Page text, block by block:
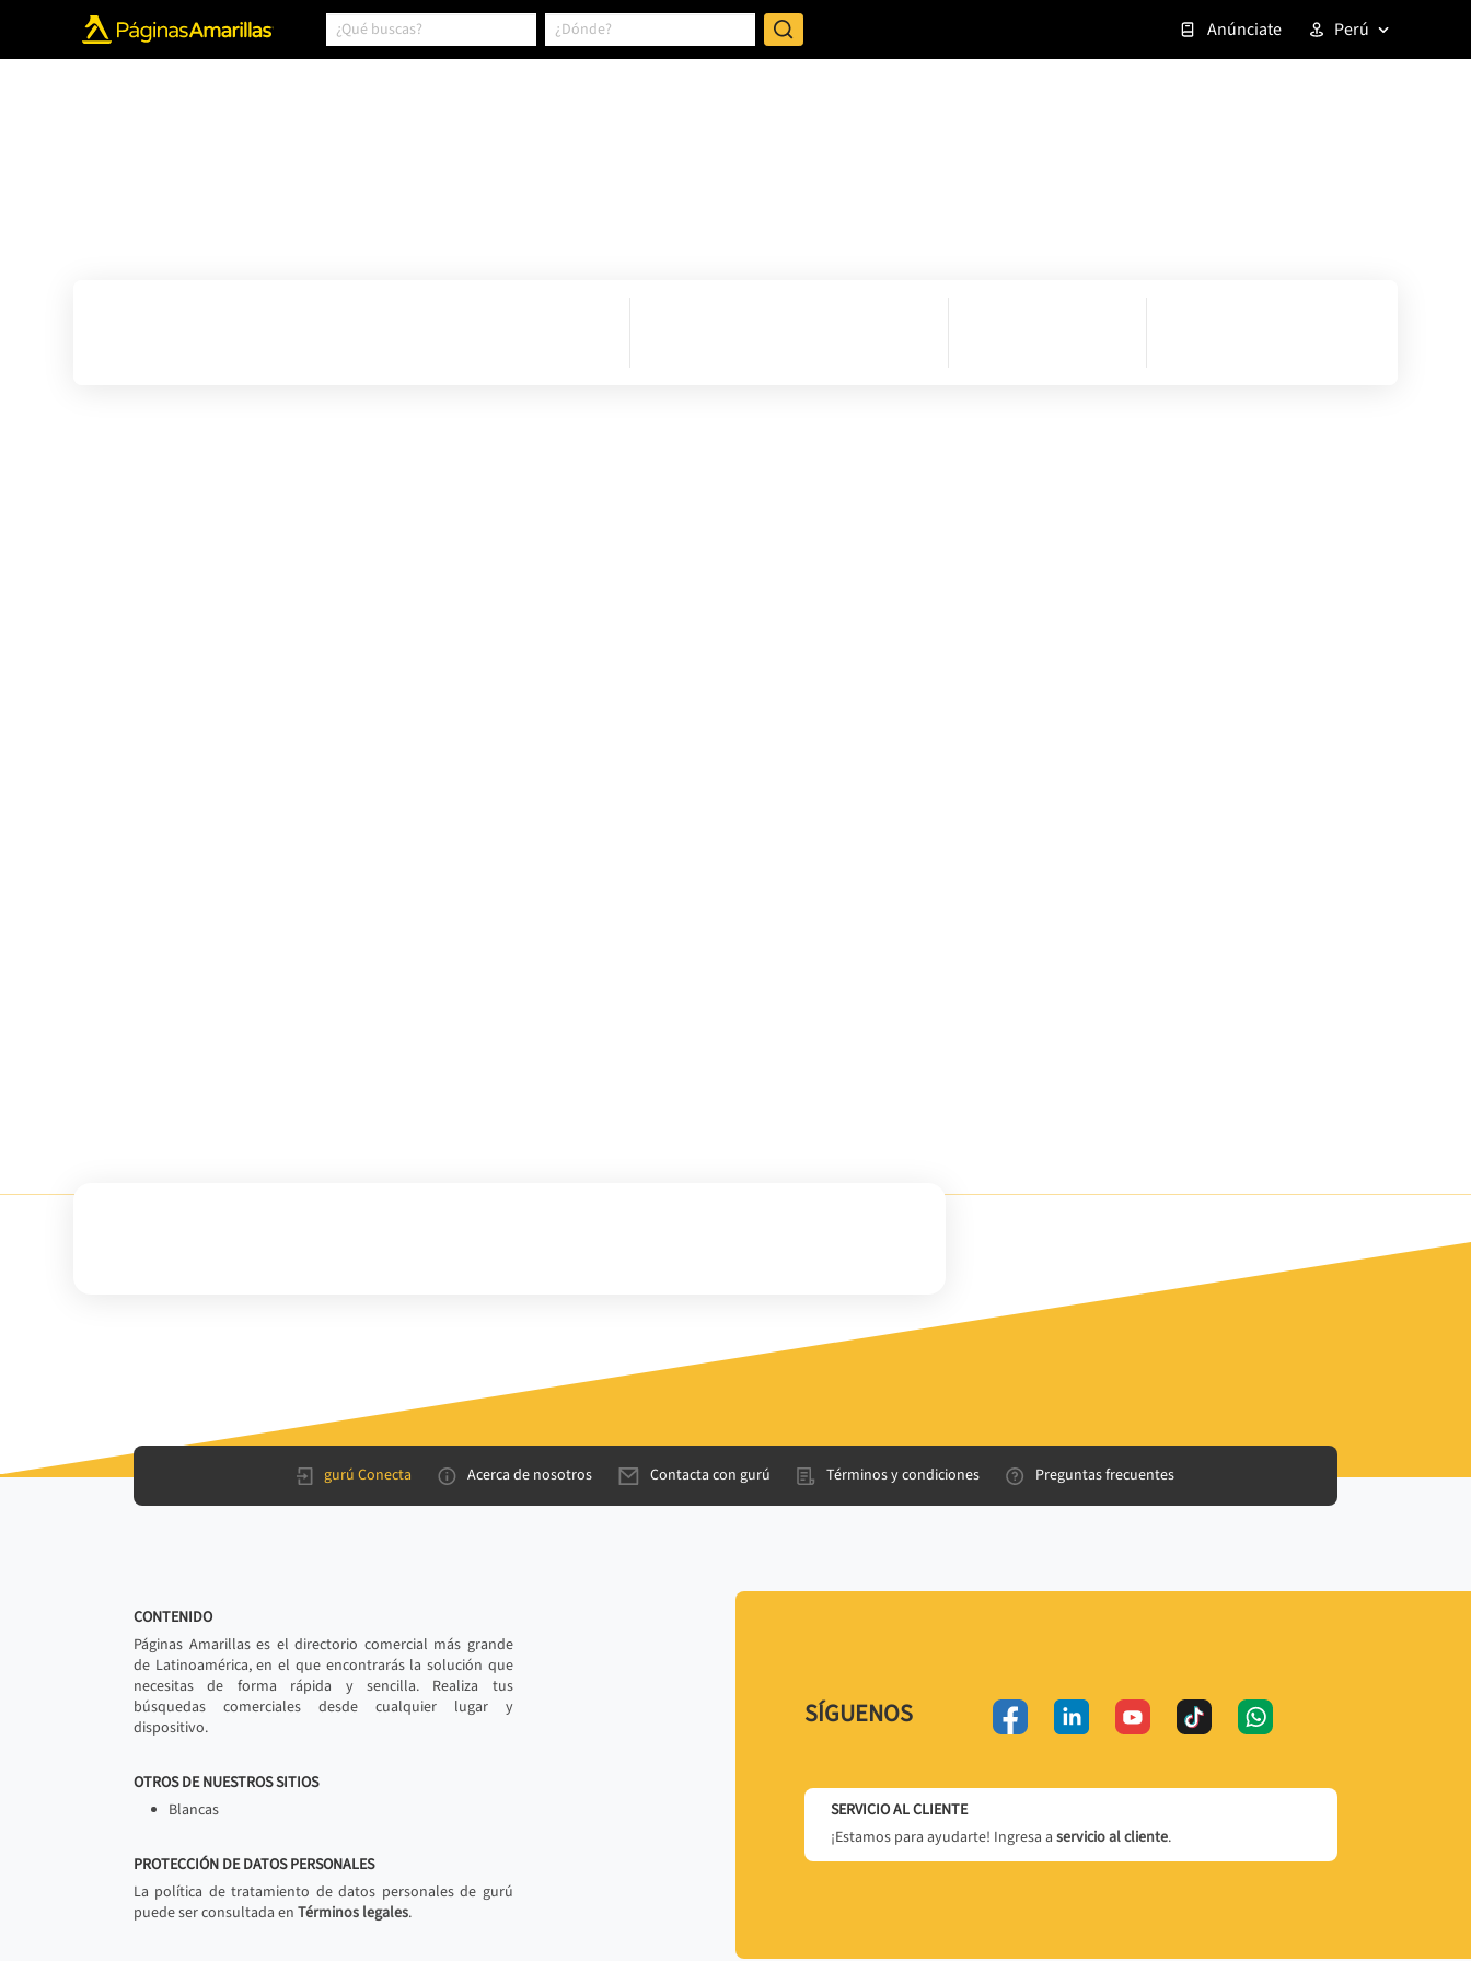
Anúnciate Perú
gurú Conecta Acerca de nosotros Contacta con gurú Términos y condiciones Preguntas frecuentes
CONTENIDO
Páginas Amarillas es el directorio comercial más grande
de Latinoamérica, en el que encontrarás la solución que
necesitas de forma rápida y sencilla. Realiza tus
búsquedas comerciales desde cualquier lugar y
dispositivo.
OTROS DE NUESTROS SITIOS
Blancas
PROTECCIÓN DE DATOS PERSONALES
La política de tratamiento de datos personales de gurú
puede ser consultada en Términos legales.
SÍGUENOS
SERVICIO AL CLIENTE
¡Estamos para ayudarte! Ingresa a servicio al cliente.